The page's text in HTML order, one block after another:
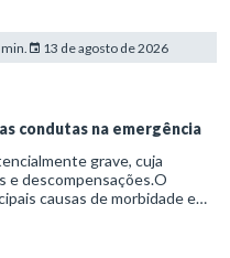
13 de agosto de 2026
condutas na emergência
grave, cuja
e descompensações.O
causas de morbidade e